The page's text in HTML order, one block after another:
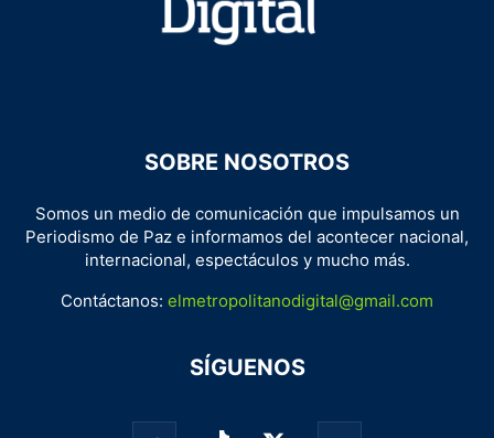
SOBRE NOSOTROS
Somos un medio de comunicación que impulsamos un
Periodismo de Paz e informamos del acontecer nacional,
internacional, espectáculos y mucho más.
Contáctanos: elmetropolitanodigital@gmail.com
SÍGUENOS